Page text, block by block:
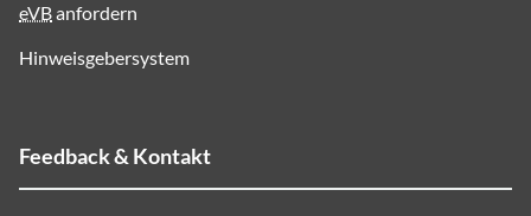
eVBanfordern
Hinweisgebersystem
Feedback & Kontakt